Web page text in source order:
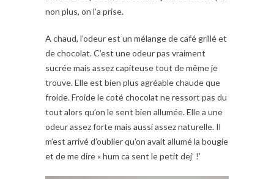
non plus, on l’a prise.
A chaud, l’odeur est un mélange de café grillé et
de chocolat. C’est une odeur pas vraiment
sucrée mais assez capiteuse tout de même je
trouve. Elle est bien plus agréable chaude que
froide. Froide le coté chocolat ne ressort pas du
tout alors qu’on le sent bien allumée. Elle a une
odeur assez forte mais aussi assez naturelle. Il
m’est arrivé d’oublier qu’on avait allumé la bougie
et de me dire « hum ca sent le petit dej’ !’